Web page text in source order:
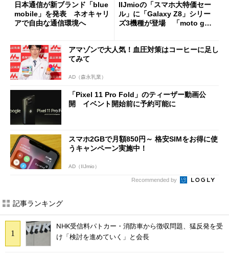
日本通信が新ブランド「blue
mobile」を発表 ネオキャリ
アで自由な通信環境へ
IIJmioの「スマホ大特価セー
ル」に「Galaxy Z8」シリー
ズ3機種が登場 「moto g37
アマゾンで大人気！血圧対策はコーヒーに足し
てみて
AD（森永乳業）
「Pixel 11 Pro Fold」のティーザー動画公
開 イベント開始前に予約可能に
スマホ2GBで月額850円～ 格安SIMをお得に使
うキャンペーン実施中！
AD（IIJmio）
Recommended by
記事ランキング
NHK受信料パトカー・消防車から徴収問題、猛反発を受
け「検討を進めていく」と会長